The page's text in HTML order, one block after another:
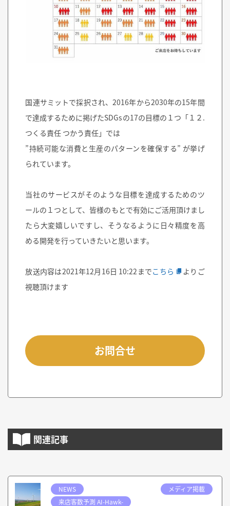
国連サミットで採択され、2016年から2030年の15年間
で達成するために掲げたSDGsの17の目標の１つ 「１２.
つくる責任 つかう責任」 では
”持続可能な消費と生産のパターンを確保する” が挙げ
られています。
当社のサービスがそのような目標を達成するためのツ
ールの１つとして、皆様のもとで有効にご活用頂けまし
たら大変嬉しいですし、そうなるように日々精度を高
める開発を行っていきたいと思います。
放送内容は2021年12月16日 10:22までこちら
よりご
視聴頂けます
お問合せ
関連記事
NEWS
メディア掲載
来店客数予測 AI-Hawk-